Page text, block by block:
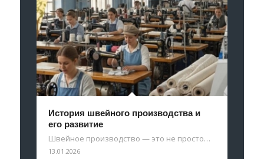
История швейного производства и
его развитие
Швейное производство — это не просто…
13.01.2026